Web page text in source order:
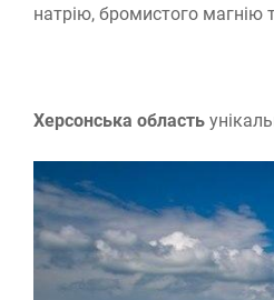
натрію, бромистого магнію
Херсонська область